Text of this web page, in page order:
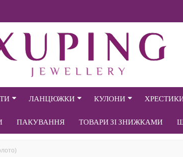
ЛАНЦЮЖКИ КУЛОНИ
ПАКУВАННЯ ТОВАРИ ЗІ ЗНИЖКАМИ